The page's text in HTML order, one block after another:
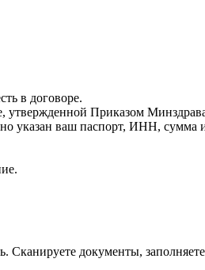
в договоре.
утвержденной Приказом
указан ваш паспорт, ИНН, сумма
Сканируете документы,